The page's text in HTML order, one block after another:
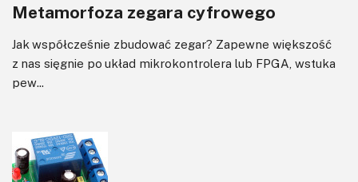
Metamorfoza zegara cyfrowego
Jak współcześnie zbudować zegar? Zapewne większość
z nas sięgnie po układ mikrokontrolera lub FPGA, wstuka
pew...